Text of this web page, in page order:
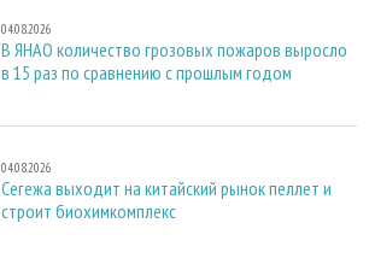
04.08.2026
В ЯНАО количество грозовых пожаров выросло
в 15 раз по сравнению с прошлым годом
04.08.2026
Сегежа выходит на китайский рынок пеллет и
строит биохимкомплекс